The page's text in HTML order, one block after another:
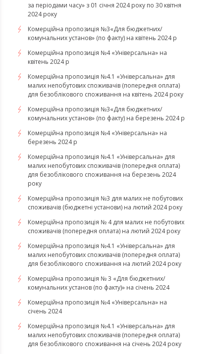
за періодами часу» з 01 січня 2024 року по 30 квітня
2024 року
Комерційна пропозиція №3«Для бюджетних/
комунальних установ» (по факту) на квітень 2024 р
Комерційна пропозиція №4 «Універсальна» на
квітень 2024 р
Комерційна пропозиція №4.1 «Універсальна» для
малих непобутових споживачів (попередня оплата)
для безоблікового споживання на квітень 2024 року
Комерційна пропозиція №3«Для бюджетних/
комунальних установ» (по факту) на березень 2024 р
Комерційна пропозиція №4 «Універсальна» на
березень 2024 р
Комерційна пропозиція №4.1 «Універсальна» для
малих непобутових споживачів (попередня оплата)
для безоблікового споживання на березень 2024
року
Комерційна пропозиція №3 для малих не побутових
споживачів (бюджетні установи) на лютий 2024 року
Комерційна пропозиція № 4 для малих не побутових
споживачів (попередня оплата) на лютий 2024 року
Комерційна пропозиція №4.1 «Універсальна» для
малих непобутових споживачів (попередня оплата)
для безоблікового споживання на лютий 2024 року
Комерційна пропозиція № 3 «Для бюджетних/
комунальних установ (по факту)» на січень 2024
Комерційна пропозиція №4 «Універсальна» на
січень 2024
Комерційна пропозиція №4.1 «Універсальна» для
малих непобутових споживачів (попередня оплата)
для безоблікового споживання на січень 2024 року